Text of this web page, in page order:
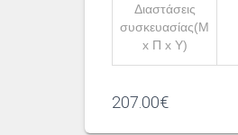
Διαστάσεις
συσκευασίας(Μ
x Π x Υ)
207.00€